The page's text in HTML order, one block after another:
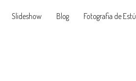
Slideshow Blog Fotografia de